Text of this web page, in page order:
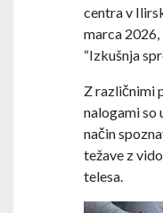
centra v
marca
“Izkušnja
Z različnimi
nalogami so
način
težave z
telesa.